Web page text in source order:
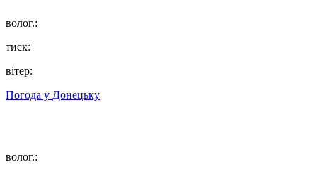
волог.:
тиск:
вітер:
Погода у Донецьку
волог.: